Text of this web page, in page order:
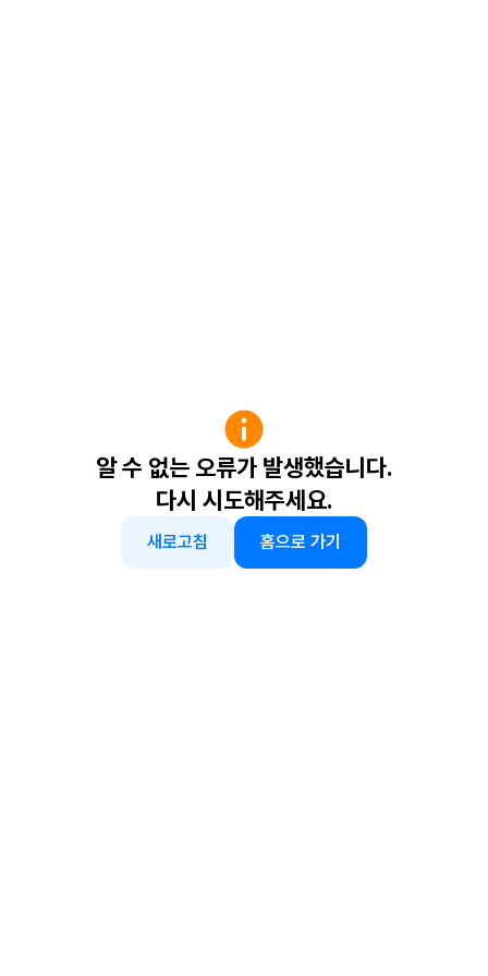
알 수 없는 오류가 발생했습니다.
다시 시도해주세요.
새로고침 홈으로 가기